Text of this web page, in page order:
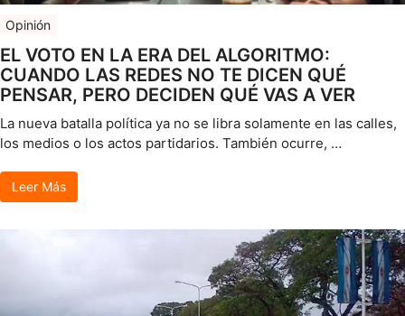
Opinión
EL VOTO EN LA ERA DEL ALGORITMO:
CUANDO LAS REDES NO TE DICEN QUÉ
PENSAR, PERO DECIDEN QUÉ VAS A VER
La nueva batalla política ya no se libra solamente en las calles,
los medios o los actos partidarios. También ocurre, …
Leer Más